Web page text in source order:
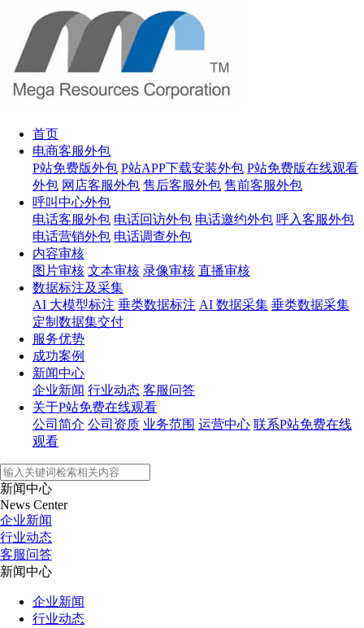
首页
电商客服外包
P站免费版外包 P站APP下载安装外包 P站免费版在线观看
外包 网店客服外包 售后客服外包 售前客服外包
呼叫中心外包
电话客服外包 电话回访外包 电话邀约外包 呼入客服外包
电话营销外包 电话调查外包
内容审核
图片审核 文本审核 录像审核 直播审核
数据标注及采集
AI 大模型标注 垂类数据标注 AI 数据采集 垂类数据采集
定制数据集交付
服务优势
成功案例
新闻中心
企业新闻 行业动态 客服问答
关于P站免费在线观看
公司简介 公司资质 业务范围 运营中心 联系P站免费在线
观看
新闻中心
News Center
企业新闻
行业动态
客服问答
新闻中心
企业新闻
行业动态